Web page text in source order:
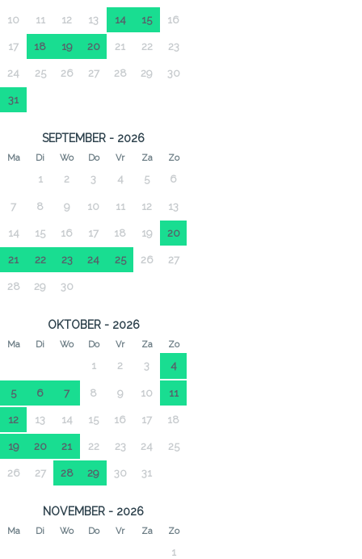
10 11 12 13 14 15 16
17 18 19 20 21 22 23
24 25 26 27 28 29 30
31
SEPTEMBER - 2026
Ma Di Wo Do Vr Za Zo
1 2 3 4 5 6
7 8 9 10 11 12 13
14 15 16 17 18 19 20
21 22 23 24 25 26 27
28 29 30
OKTOBER - 2026
Ma Di Wo Do Vr Za Zo
1 2 3 4
5 6 7 8 9 10 11
12 13 14 15 16 17 18
19 20 21 22 23 24 25
26 27 28 29 30 31
NOVEMBER - 2026
Ma Di Wo Do Vr Za Zo
1